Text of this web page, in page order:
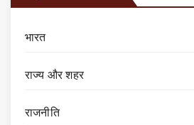
भारत
राज्य और शहर
राजनीति